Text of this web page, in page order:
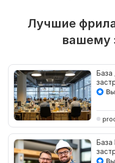
Лучшие
вашему
База
База